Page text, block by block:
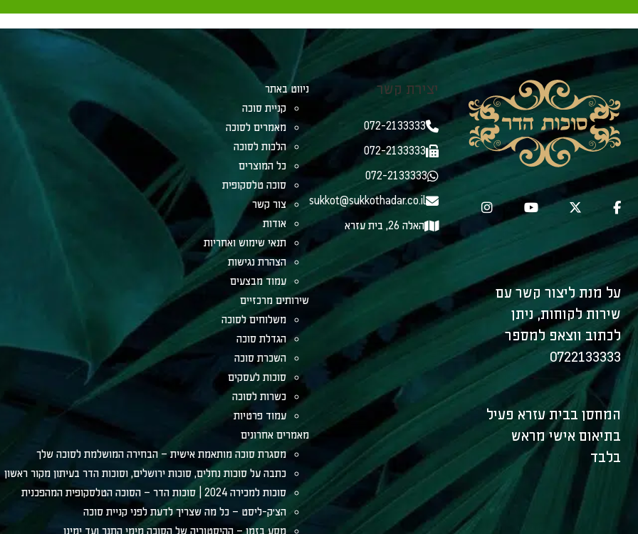
על מנת ליצור קשר עם
שירות לקוחות, ניתן
לכתוב ווצאפ למספר
0722133333
המחסן בבית עזרא פעיל
בתיאום אישי מראש
בלבד
יצירת קשר
072-2133333
072-2133333
072-2133333
sukkot@sukkothadar.co.il
האלה 26, בית עזרא
ניווט באתר
קניית סוכה
מאמרים לסוכה
הלכות לסוכה
כל המוצרים
סוכה טלסקופית
צור קשר
אודות
תנאי שימוש ואחריות
הצהרת נגישות
עמוד מבצעים
שירותים מרכזיים
משלוחים לסוכה
הגדלת סוכה
השכרת סוכה
סוכות לעסקים
כשרות לסוכה
עמוד פרטיות
מאמרים אחרונים
מסגרת סוכה מותאמת אישית – הבחירה המושלמת לסוכה שלך
כתבה על סוכות נחלים, סוכות ירושלים, וסוכות הדר בעיתון מקור ראשון
סוכות למכירה 2024 | סוכות הדר – הסוכה הטלסקופית המהפכנית
הצ׳ק-ליסט – כל מה שצריך לדעת לפני קניית סוכה